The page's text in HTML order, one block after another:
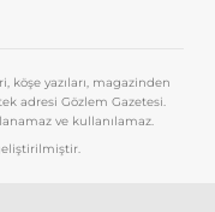
köşe yazıları, magazinden
adresi Gözlem Gazetesi.
ve kullanılamaz.